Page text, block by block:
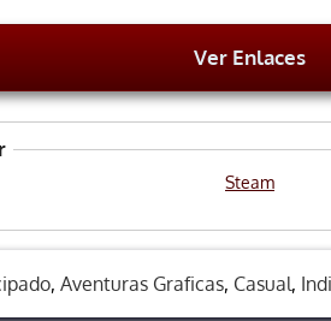
Ver Enlaces
Steam
, Aventuras Graficas, Casual,